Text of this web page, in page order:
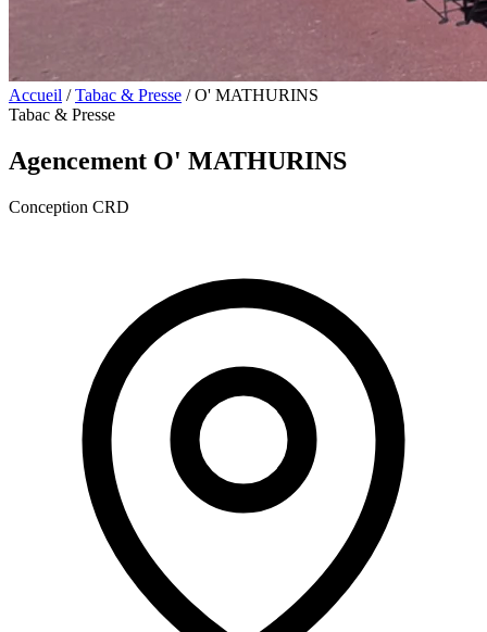
Accueil / Tabac & Presse / O' MATHURINS
Tabac & Presse
Agencement O' MATHURINS
Conception CRD